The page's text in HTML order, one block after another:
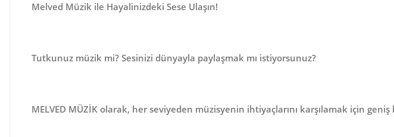
Melved Müzik ile Hayalinizdeki Sese Ulaşın!
Tutkunuz müzik mi? Sesinizi dünyayla paylaşmak mı istiyorsunuz?
MELVED MÜZİK olarak, her seviyeden müzisyenin ihtiyaçlarını karşılamak için